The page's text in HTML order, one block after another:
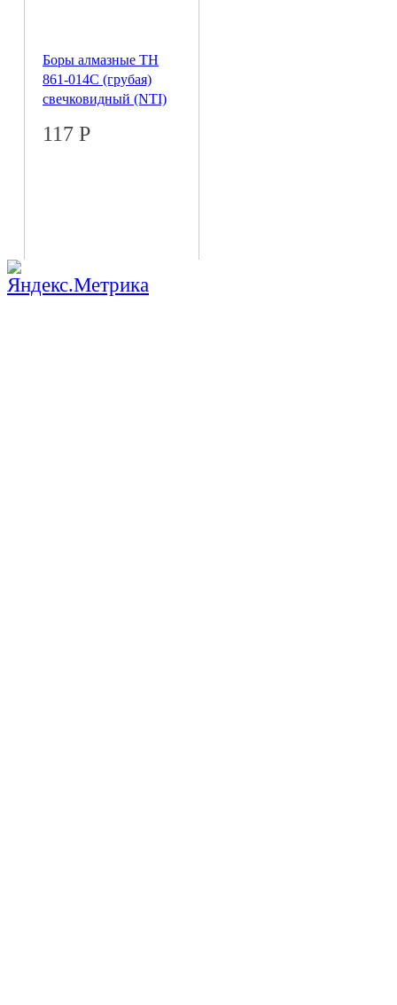
Боры алмазные ТН
861-014С (грубая)
свечковидный (NTI)
117 Р